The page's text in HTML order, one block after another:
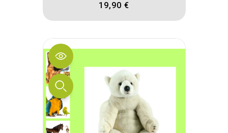
19,90 €